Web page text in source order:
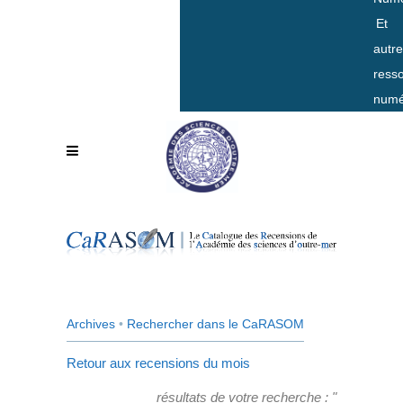
Et
Archives • Rechercher dans le CaRASOM
Retour aux recensions du mois
résultats de votre recherche : "